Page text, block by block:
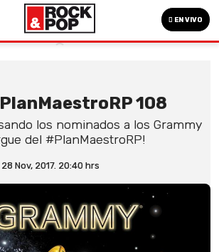
EN VIVO
108
los nominados a los Grammy
del #PlanMaestroRP!
28 Nov, 2017. 20:40 hrs